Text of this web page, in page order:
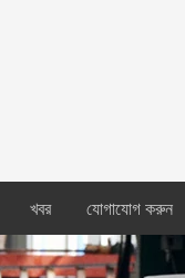
খবর যোগাযোগ করুন